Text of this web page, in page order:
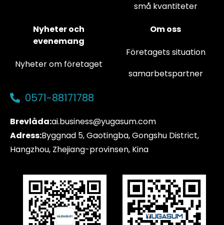
små kvantiteter
Nyheter och
evenemang
Nyheter om företaget
Om oss
Företagets situation
samarbetspartner
0571-88171788
Brevlåda:ai.business@yugasum.com
Adress:Byggnad 5, Gaotingba, Gongshu District,
Hangzhou, Zhejiang-provinsen, Kina